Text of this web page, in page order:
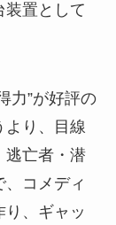
装置として
力”が好評の
より、目線
逃亡者・潜
コメディ
、ギャッ